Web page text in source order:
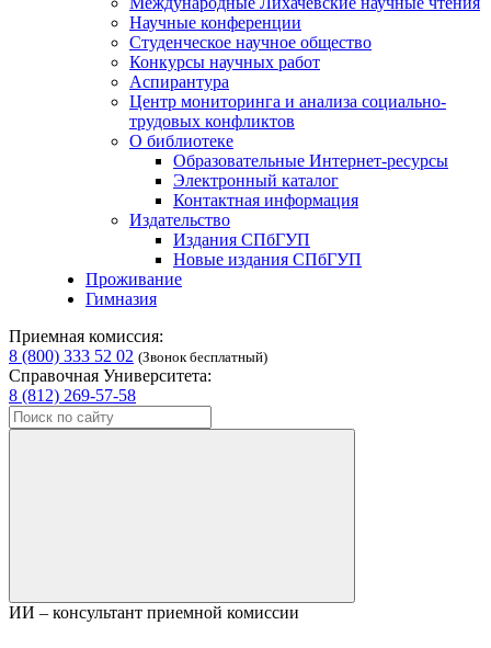
Научные конференции
Студенческое научное общество
Конкурсы научных работ
Аспирантура
Центр мониторинга и анализа социально-
трудовых конфликтов
О библиотеке
Образовательные Интернет-ресурсы
Электронный каталог
Контактная информация
Издательство
Издания СПбГУП
Новые издания СПбГУП
Проживание
Гимназия
Приемная комиссия:
8 (800) 333 52 02 (Звонок бесплатный)
Справочная Университета:
8 (812) 269-57-58
ИИ – консультант приемной комиссии